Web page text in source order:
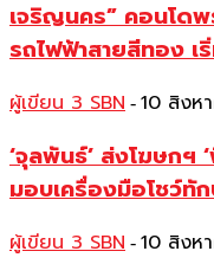
เจริญนคร” คอนโด
รถไฟฟ้าสายสีทอง เ
ผู้เขียน 3 SBN - 10 สิงห
‘จุลพันธ์’ ส่งโฆษก
มอบเครื่องมือโชว์ทั
ผู้เขียน 3 SBN - 10 สิงห